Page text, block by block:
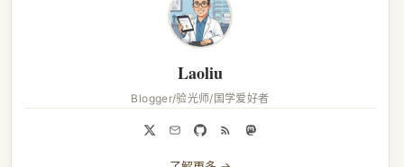
Laoliu
Blogger/验光师/国学爱好者